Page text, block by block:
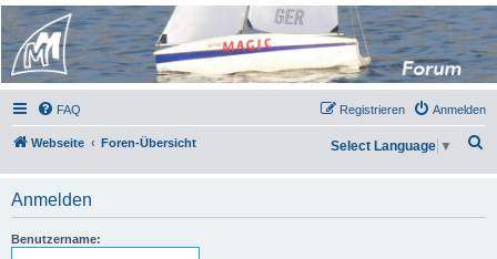
Micro Magic Forum
Deutschland
FAQ Anmelden
Registrieren
Webseite Foren-Übersicht
h
Select Language ▼
Anmelden
Benutzername: